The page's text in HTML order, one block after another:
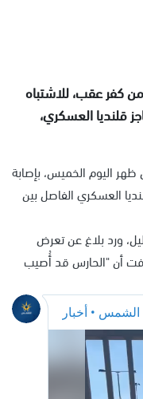
كفر عقب، للاشتباه
قلنديا العسكري،
اليوم الخميس، بإصابة
العسكري الفاصل بين
ورد بلاغ عن تعرض
أن "الحارس قد أُصيب